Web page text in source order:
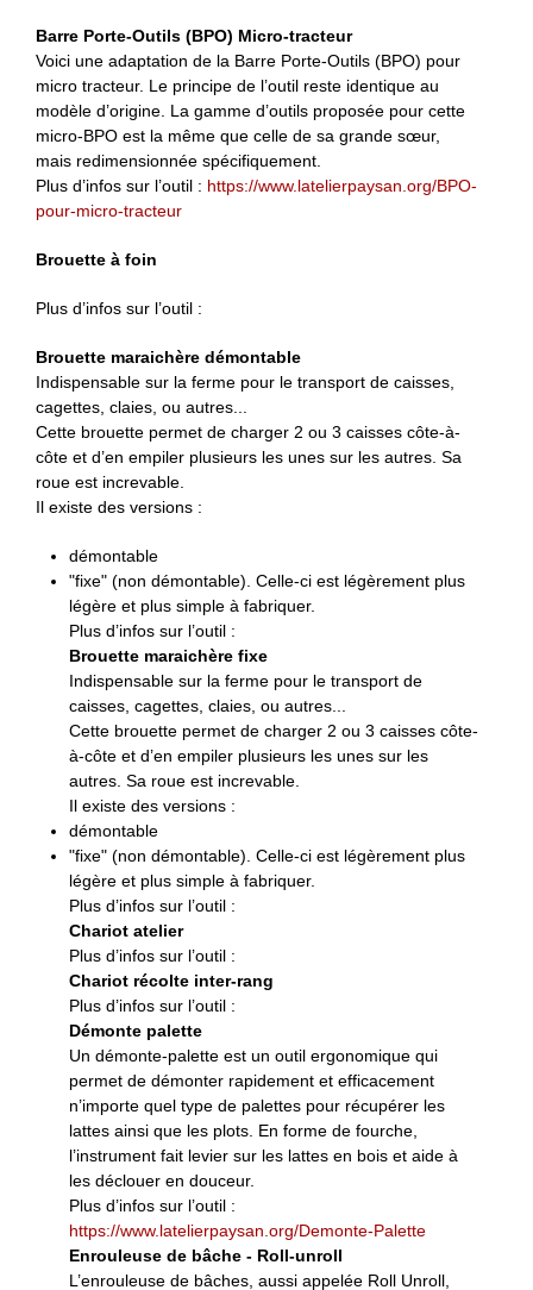
Barre Porte-Outils (BPO) Micro-tracteur
Voici une adaptation de la Barre Porte-Outils (BPO) pour
micro tracteur. Le principe de l’outil reste identique au
modèle d’origine. La gamme d’outils proposée pour cette
micro-BPO est la même que celle de sa grande sœur,
mais redimensionnée spécifiquement.
Plus d’infos sur l’outil : https://www.latelierpaysan.org/BPO-
pour-micro-tracteur
Brouette à foin
Plus d’infos sur l’outil :
Brouette maraichère démontable
Indispensable sur la ferme pour le transport de caisses,
cagettes, claies, ou autres...
Cette brouette permet de charger 2 ou 3 caisses côte-à-
côte et d’en empiler plusieurs les unes sur les autres. Sa
roue est increvable.
Il existe des versions :
démontable
"fixe" (non démontable). Celle-ci est légèrement plus
légère et plus simple à fabriquer.
Plus d’infos sur l’outil :
Brouette maraichère fixe
Indispensable sur la ferme pour le transport de
caisses, cagettes, claies, ou autres...
Cette brouette permet de charger 2 ou 3 caisses côte-
à-côte et d’en empiler plusieurs les unes sur les
autres. Sa roue est increvable.
Il existe des versions :
démontable
"fixe" (non démontable). Celle-ci est légèrement plus
légère et plus simple à fabriquer.
Plus d’infos sur l’outil :
Chariot atelier
Plus d’infos sur l’outil :
Chariot récolte inter-rang
Plus d’infos sur l’outil :
Démonte palette
Un démonte-palette est un outil ergonomique qui
permet de démonter rapidement et efficacement
n’importe quel type de palettes pour récupérer les
lattes ainsi que les plots. En forme de fourche,
l’instrument fait levier sur les lattes en bois et aide à
les déclouer en douceur.
Plus d’infos sur l’outil :
https://www.latelierpaysan.org/Demonte-Palette
Enrouleuse de bâche - Roll-unroll
L’enrouleuse de bâches, aussi appelée Roll Unroll,